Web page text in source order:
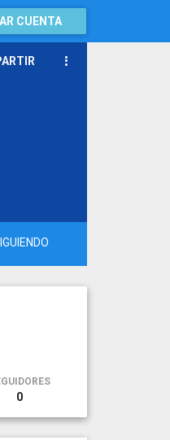
CUENTA
0